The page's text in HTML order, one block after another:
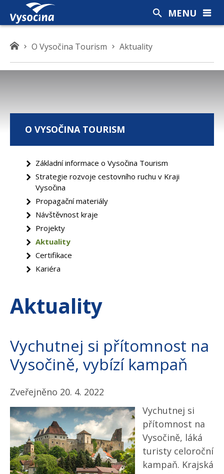
K
e
O Vysočina Tourism Aktuality
Aktuality
Vychutnej si přítomnost na
Vysočině, vybízí kampaň
Zveřejněno 20. 4. 2022
Vychutnej si
přítomnost na
Vysočině, láká
turisty celoroční
kampaň. Krajská
O VYSOČINA TOURISM
Základní informace o Vysočina Tourism
Strategie rozvoje cestovního ruchu v Kraji
Vysočina
Propagační materiály
Návštěvnost kraje
Projekty
Aktuality
Certifikace
Kariéra
MENU